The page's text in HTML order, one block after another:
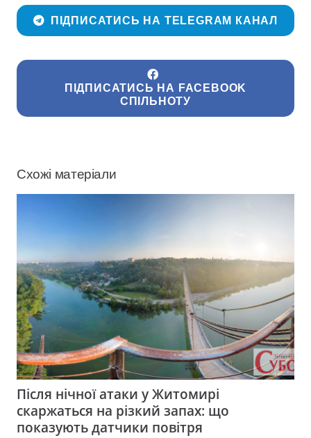
ПІДПИСАТИСЬ НА TELEGRAM КАНАЛ
ПІДПИСАТИСЬ НА FACEBOOK
СПІЛЬНОТУ
Схожі матеріали
Після нічної атаки у Житомирі
скаржаться на різкий запах: що
показують датчики повітря